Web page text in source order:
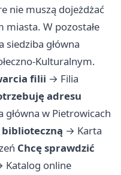
nie muszą dojeżdżać
miasta. W pozostałe
siedziba główna
Kulturalnym.
filii → Filia
adresu
główna w Pietrowicach
→ Karta
Chcę sprawdzić
Katalog online